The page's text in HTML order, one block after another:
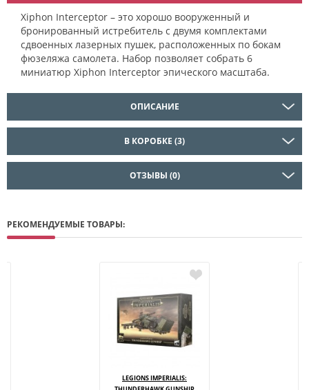
Manufactorum Imperialis Sector (+6100 грн)
Пособие "Liber Strategia" (
+2455 грн
Order Tokens and Objective Markers (+1150 грн)
The Ruin of the Salamanders (Campaign book) (+980 грн
Xiphon Interceptor – это хорошо вооруженный и
бронированный истребитель с двумя комплектами
сдвоенных лазерных пушек, расположенных по бокам
фюзеляжа самолета. Набор позволяет собрать 6
миниатюр Xiphon Interceptor эпического масштаба.
ОПИСАНИЕ
В КОРОБКЕ (3)
ОТЗЫВЫ (0)
РЕКОМЕНДУЕМЫЕ ТОВАРЫ:
LEGIONS IMPERIALIS: